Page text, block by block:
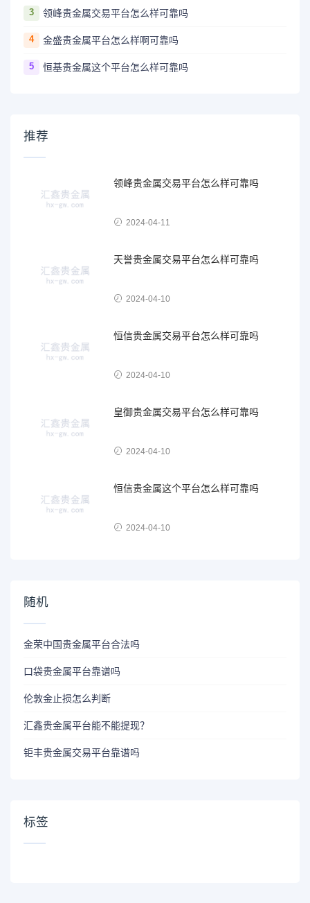
3 领峰贵金属交易平台怎么样可靠吗
4 金盛贵金属平台怎么样啊可靠吗
5 恒基贵金属这个平台怎么样可靠吗
推荐
领峰贵金属交易平台怎么样可靠吗
2024-04-11
天誉贵金属交易平台怎么样可靠吗
2024-04-10
恒信贵金属交易平台怎么样可靠吗
2024-04-10
皇御贵金属交易平台怎么样可靠吗
2024-04-10
恒信贵金属这个平台怎么样可靠吗
2024-04-10
随机
金荣中国贵金属平台合法吗
口袋贵金属平台靠谱吗
伦敦金止损怎么判断
汇鑫贵金属平台能不能提现？
钜丰贵金属交易平台靠谱吗
标签